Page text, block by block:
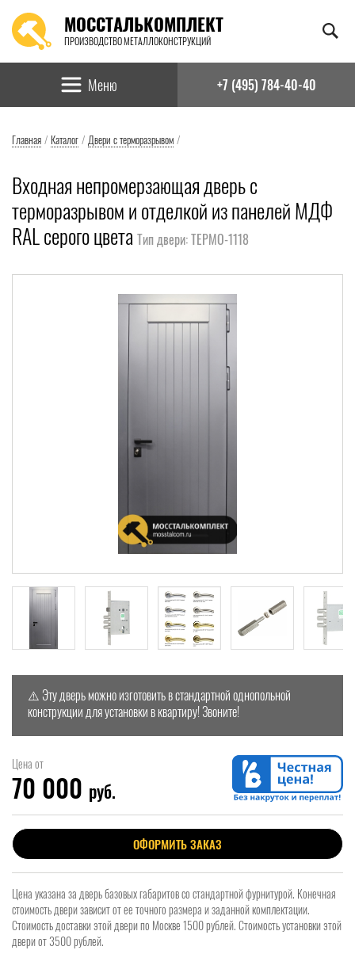
МОССТАЛЬКОМПЛЕКТ
ПРОИЗВОДСТВО МЕТАЛЛОКОНСТРУКЦИЙ
Найти:
Меню +7 (495) 784-40-40
Главная / Каталог / Двери с терморазрывом /
Входная непромерзающая дверь с
терморазрывом и отделкой из панелей МДФ
RAL серого цвета Тип двери: ТЕРМО-1118
⚠️ Эту дверь можно изготовить в стандартной однопольной
конструкции для установки в квартиру! Звоните!
Цена от
70 000 руб.
ОФОРМИТЬ ЗАКАЗ
Цена указана за дверь базовых габаритов со стандартной фурнитурой. Конечная
стоимость двери зависит от ее точного размера и заданной комплектации.
Стоимость доставки этой двери по Москве 1500 рублей. Стоимость установки этой
двери от 3500 рублей.